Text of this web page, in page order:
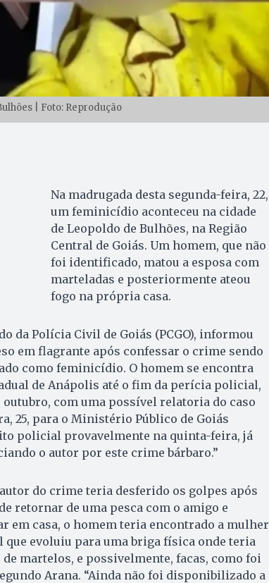
| Foto: Reprodução
Na madrugada desta segunda-feira, 22,
um feminicídio aconteceu na cidade
de Leopoldo de Bulhões, na Região
Central de Goiás. Um homem, que não
foi identificado, matou a esposa com
marteladas e posteriormente ateou
fogo na própria casa.
da Polícia Civil de Goiás (PCGO), informou
em flagrante após confessar o crime sendo
como feminicídio. O homem se encontra
de Anápolis até o fim da perícia policial,
outubro, com uma possível relatoria do caso
25, para o Ministério Público de Goiás
policial provavelmente na quinta-feira, já
o autor por este crime bárbaro.”
do crime teria desferido os golpes após
retornar de uma pesca com o amigo e
em casa, o homem teria encontrado a mulher
que evoluiu para uma briga física onde teria
martelos, e possivelmente, facas, como foi
Arana. “Ainda não foi disponibilizado a